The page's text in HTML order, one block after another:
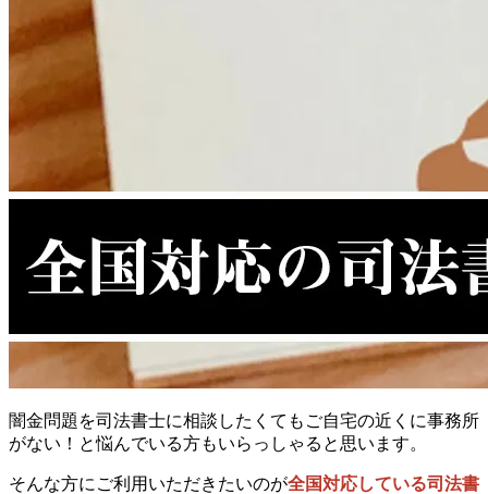
闇金問題を司法書士に相談したくてもご自宅の近くに事務所
がない！と悩んでいる方もいらっしゃると思います。
そんな方にご利用いただきたいのが全国対応している司法書